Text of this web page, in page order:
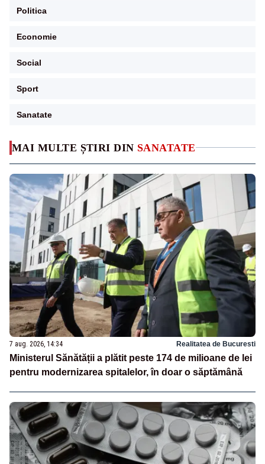
MAI MULTE ȘTIRI DIN SANATATE
7 aug. 2026, 14:34 Realitatea de Bucuresti
Ministerul Sănătății a plătit peste 174 de milioane de lei
pentru modernizarea spitalelor, în doar o săptămână
Politica
Economie
Social
Sport
Sanatate